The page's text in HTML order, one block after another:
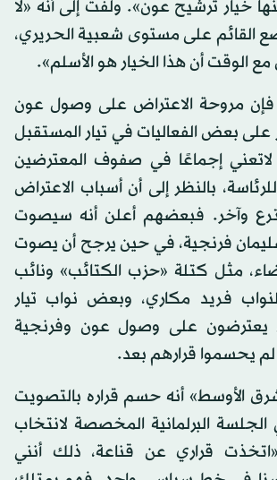
خيار ترشيح عون». ولفت إلى أنه «لا
القائم على مستوى شعبية الحريري،
الوقت أن هذا الخيار هو الأسلم».
فإن مروحة الاعتراض على وصول عون
على بعض الفعاليات في تيار المستقبل
لاتعني إجماعًا في صفوف المعترضين
بالنظر إلى أن أسباب الاعتراض
وآخر. فبعضهم أعلن أنه سيصوت
فرنجية، في حين يرجح أن يصوت
مثل كتلة «حزب الكتائب» ونائب
فريد مكاري، وبعض نواب تيار
يعترضون على وصول عون وفرنجية
لم يحسموا قرارهم بعد.
الأوسط» أنه حسم قراره بالتصويت
البرلمانية المخصصة لانتخاب
«اتخذت قراري عن قناعة، ذلك أنني